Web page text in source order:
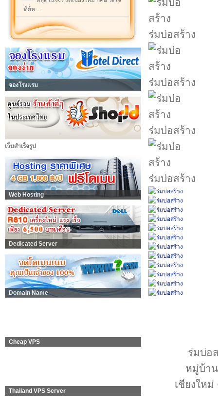
ดีย์ห ...
จองโรงแรม
เว็บสำเร็จรูป
Web Hosting
Dedicated Server
Domain Name
Cheap VPS
Thailand VPS Server
ร่มบ่อสร้าง
ร่มบ่อสร้าง
ร่มบ่อสร้าง
ร่มบ่อสร้าง
ร่มบ่อ
หมู่บ้า
เชียงให